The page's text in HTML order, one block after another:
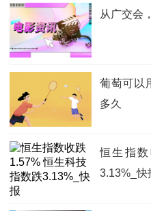
从广交会
葡萄可以
多久
恒生指
3.13%_快